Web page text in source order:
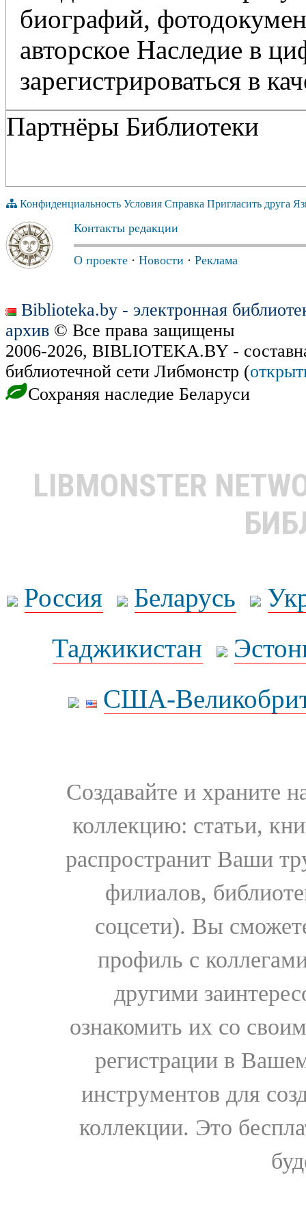
биографий,
авторское Наследие в
зарегистрироваться в
Партнёры Библиотеки
Конфиденциальность Условия Справка Пригласить друга
Контакты редакции
О проекте · Новости · Реклама
Biblioteka.by - электронная
архив © Все права защищены
2006-2026, BIBLIOTEKA.BY -
библиотечной сети Либмонстр (
Сохраняя наследие Беларуси
LIBMONSTER
Россия Беларусь
Таджикистан
США-
Создавайте и храните
коллекцию: статьи,
распространит Ваши
филиалов,
соцсети). Вы
профиль с
другими
ознакомить их со
регистрации в
инструментов для
коллекции. Это